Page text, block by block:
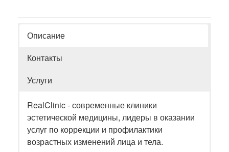
Описание
Контакты
Услуги
RealClinic - современные клиники
эстетической медицины, лидеры в оказании
услуг по коррекции и профилактики
возрастных изменений лица и тела.